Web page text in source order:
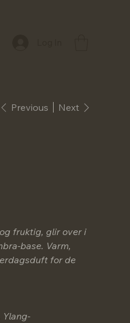
Previous Next
fruktig, glir over i
base. Varm,
for de
Ylang-